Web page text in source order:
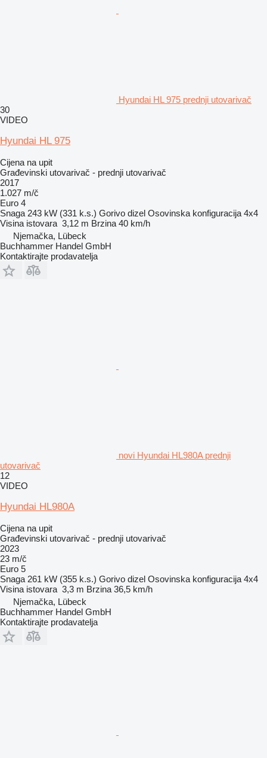
Hyundai HL 975 prednji utovarivač
30
VIDEO
Hyundai HL 975
Cijena na upit
Građevinski utovarivač - prednji utovarivač
2017
1.027 m/č
Euro 4
Snaga 243 kW (331 k.s.) Gorivo dizel Osovinska konfiguracija 4x4
Visina istovara 3,12 m Brzina 40 km/h
Njemačka, Lübeck
Buchhammer Handel GmbH
Kontaktirajte prodavatelja
novi Hyundai HL980A prednji
utovarivač
12
VIDEO
Hyundai HL980A
Cijena na upit
Građevinski utovarivač - prednji utovarivač
2023
23 m/č
Euro 5
Snaga 261 kW (355 k.s.) Gorivo dizel Osovinska konfiguracija 4x4
Visina istovara 3,3 m Brzina 36,5 km/h
Njemačka, Lübeck
Buchhammer Handel GmbH
Kontaktirajte prodavatelja